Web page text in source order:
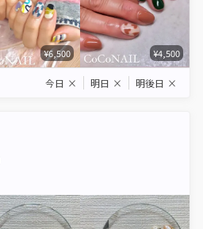
¥6,500 ¥4,500
今日 × 明日 × 明後日 ×